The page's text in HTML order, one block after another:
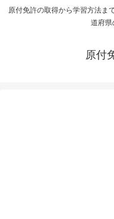
原付免許の取得から学習方法ま
道府県
原付